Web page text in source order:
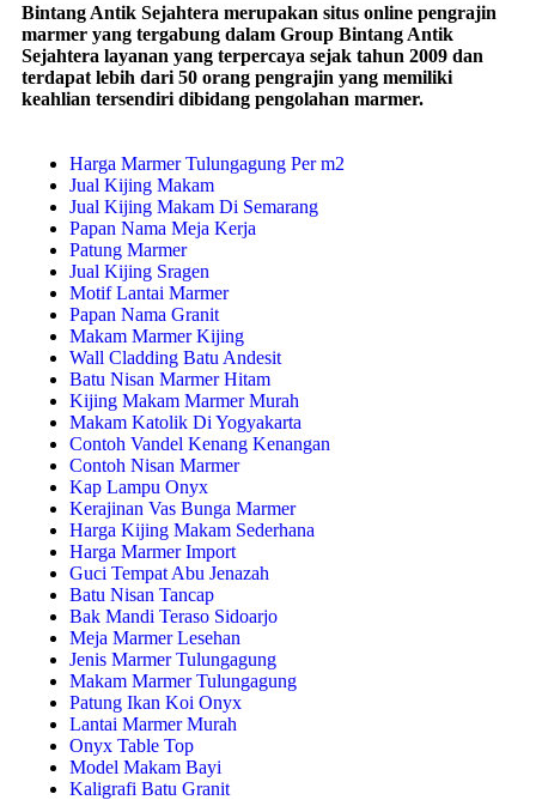
Bintang Antik Sejahtera merupakan situs online pengrajin
marmer yang tergabung dalam Group Bintang Antik
Sejahtera layanan yang terpercaya sejak tahun 2009 dan
terdapat lebih dari 50 orang pengrajin yang memiliki
keahlian tersendiri dibidang pengolahan marmer.
Harga Marmer Tulungagung Per m2
Jual Kijing Makam
Jual Kijing Makam Di Semarang
Papan Nama Meja Kerja
Patung Marmer
Jual Kijing Sragen
Motif Lantai Marmer
Papan Nama Granit
Makam Marmer Kijing
Wall Cladding Batu Andesit
Batu Nisan Marmer Hitam
Kijing Makam Marmer Murah
Makam Katolik Di Yogyakarta
Contoh Vandel Kenang Kenangan
Contoh Nisan Marmer
Kap Lampu Onyx
Kerajinan Vas Bunga Marmer
Harga Kijing Makam Sederhana
Harga Marmer Import
Guci Tempat Abu Jenazah
Batu Nisan Tancap
Bak Mandi Teraso Sidoarjo
Meja Marmer Lesehan
Jenis Marmer Tulungagung
Makam Marmer Tulungagung
Patung Ikan Koi Onyx
Lantai Marmer Murah
Onyx Table Top
Model Makam Bayi
Kaligrafi Batu Granit